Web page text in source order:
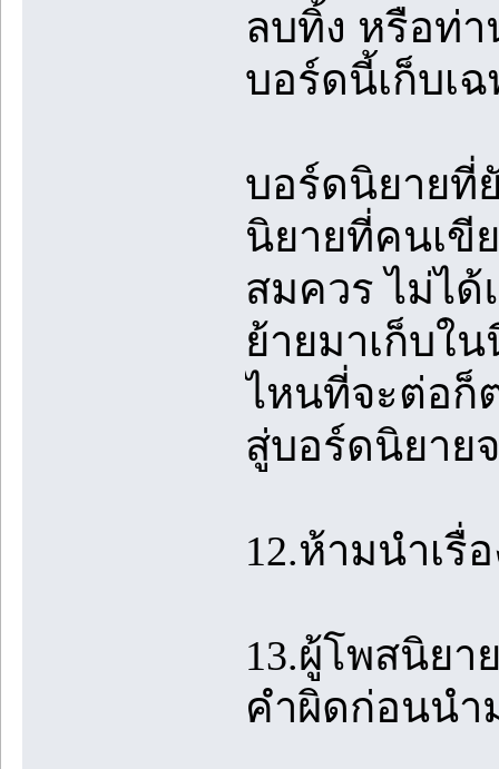
ลบทิ้ง หรือท่า
บอร์ดนี้เก็บเ
บอร์ดนิยายที่
นิยายที่คนเขี
สมควร ไม่ได้
ย้ายมาเก็บใ
ไหนที่จะต่อก็
สู่บอร์ดนิยาย
12.ห้ามนำเรื่
13.ผู้โพสนิย
คำผิดก่อนนำ